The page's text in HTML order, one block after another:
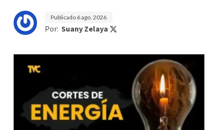
Publicado 6 ago. 2026
Por: Suany Zelaya